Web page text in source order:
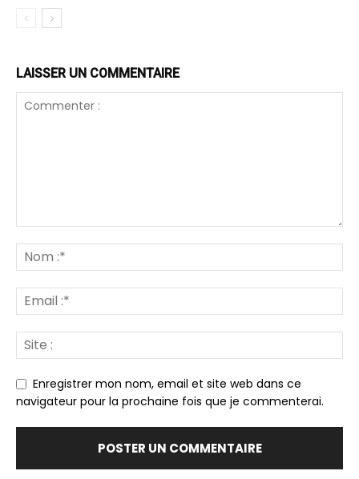
LAISSER UN COMMENTAIRE
Enregistrer mon nom, email et site web dans ce
navigateur pour la prochaine fois que je commenterai.